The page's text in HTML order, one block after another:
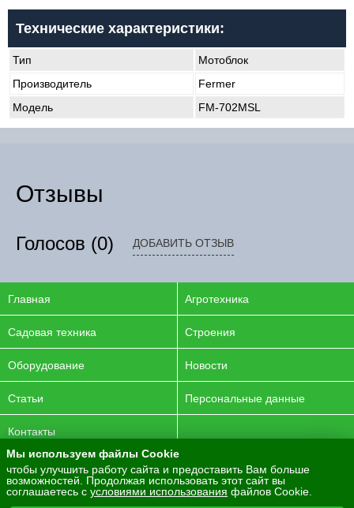
Технические характеристики:
Тип
Мотоблок
Производитель
Fermer
Модель
FM-702MSL
Отзывы
Голосов (0) ДОБАВИТЬ ОТЗЫВ
Главная Агротехника
Садовая техника Строения
Оборудование Новости
Статьи Персональные данные
Контакты
© 2016-2026 ENERGYAGRO Все права защищены.
Разработка сайта - PurpleLabs
Мы используем файлы Cookie
чтобы улучшить работу сайта и предоставить Вам больше
возможностей. Продолжая использовать этот сайт вы
соглашаетесь с условиями использования файлов Cookie.